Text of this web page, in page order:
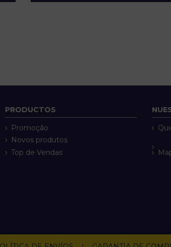
PRODUCTOS
Promoção
Novos produtos
Top de Vendas